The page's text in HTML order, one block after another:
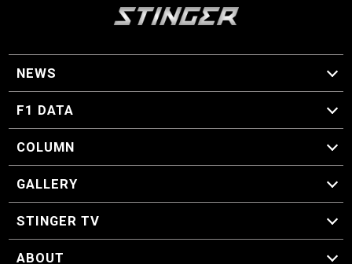
NEWS
F1 ニュース
F1 DATA
F1 日程
F1 データ
COLUMN
マイ・ワンダフル・サーキット
スクーデリア・一方通行
F1に燃え、ゴルフに泣く日々。
スティングくんの部屋
GALLERY
GALLERY
STINGER TV
STINGER TV
ABOUT